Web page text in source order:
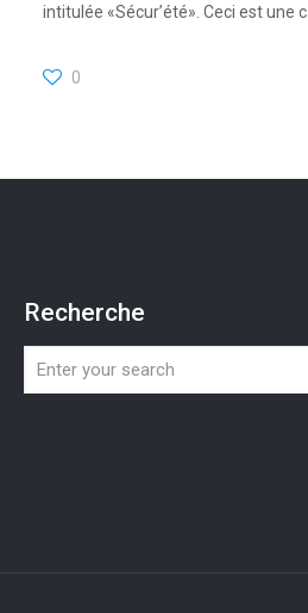
intitulée «Sécur’été». Ceci est une
0
Recherche